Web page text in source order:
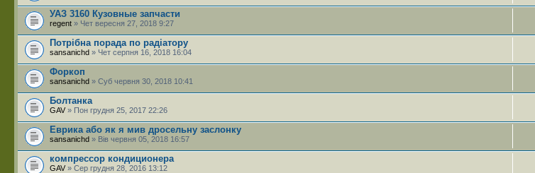
УАЗ 3160 Кузовные запчасти
regent » Чет вересня 27, 2018 9:27
Потрібна порада по радіатору
sansanichd » Чет серпня 16, 2018 16:04
Форкоп
sansanichd » Суб червня 30, 2018 10:41
Болтанка
GAV » Пон грудня 25, 2017 22:26
Еврика або як я мив дросельну заслонку
sansanichd » Вів червня 05, 2018 16:57
компрессор кондиционера
GAV » Сер грудня 28, 2016 13:12